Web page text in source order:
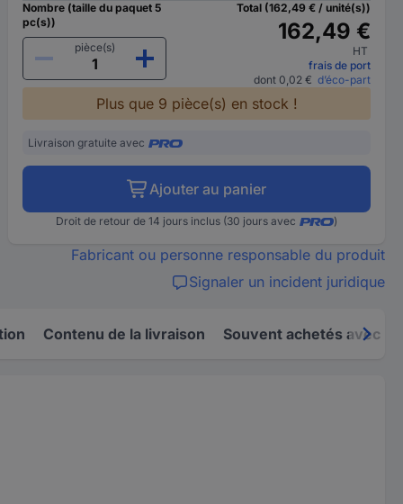
Nombre (taille du paquet 5
pc(s))
pièce(s)
Total (162,49 € / unité(s))
162,49 €
HT
frais de port
dont 0,02 € d’éco-part
Plus que 9 pièce(s) en stock !
Livraison gratuite avec
Ajouter au panier
Droit de retour de 14 jours inclus (30 jours avec )
Fabricant ou personne responsable du produit
Signaler un incident juridique
Contenu de la livraison Souvent achetés avec